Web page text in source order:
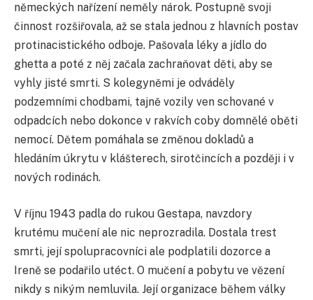
německých nařízení neměly nárok. Postupně svoji
činnost rozšiřovala, až se stala jednou z hlavních postav
protinacistického odboje. Pašovala léky a jídlo do
ghetta a poté z něj začala zachraňovat děti, aby se
vyhly jisté smrti. S kolegyněmi je odváděly
podzemními chodbami, tajně vozily ven schované v
odpadcích nebo dokonce v rakvích coby domnělé oběti
nemocí. Dětem pomáhala se změnou dokladů a
hledáním úkrytu v klášterech, sirotčincích a později i v
nových rodinách.
V říjnu 1943 padla do rukou Gestapa, navzdory
krutému mučení ale nic neprozradila. Dostala trest
smrti, její spolupracovníci ale podplatili dozorce a
Ireně se podařilo utéct. O mučení a pobytu ve vězení
nikdy s nikým nemluvila. Její organizace během války